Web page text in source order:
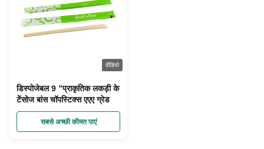
वीडियो
डिस्पोजेबल 9 ”प्राकृतिक लकड़ी के
टेंसोज बांस चॉपस्टिक्स एएए ग्रेड
सबसे अच्छी कीमत पाएं